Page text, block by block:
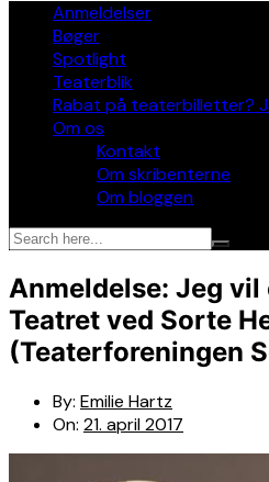
Anmeldelser
Bøger
Spotlight
Teaterblik
Rabat på teaterbilletter?
Om os
Kontakt
Om skribenterne
Om bloggen
Anmeldelse: Jeg vil
Teatret ved Sorte
(Teaterforeningen
By: Emilie Hartz
On: 21. april 2017